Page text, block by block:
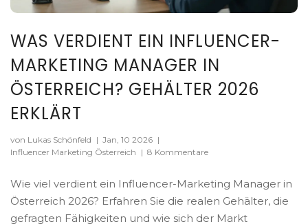
WAS VERDIENT EIN INFLUENCER-
MARKETING MANAGER IN
ÖSTERREICH? GEHÄLTER 2026
ERKLÄRT
von Lukas Schönfeld | Jan, 10 2026 |
Influencer Marketing Österreich | 8 Kommentare
Wie viel verdient ein Influencer-Marketing Manager in
Österreich 2026? Erfahren Sie die realen Gehälter, die
gefragten Fähigkeiten und wie sich der Markt